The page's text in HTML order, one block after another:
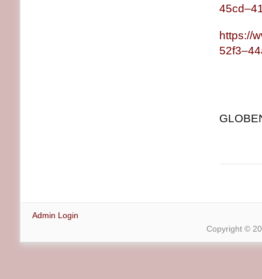
https://
Admin Login
Copyright ©